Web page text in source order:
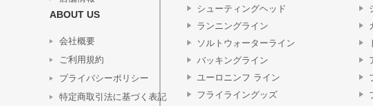
ABOUT US
会社概要
ご利用規約
プライバシーポリシー
特定商取引法に基づく表記
シューティングヘッド
ランニングライン
ソルトウォーターライン
バッキングライン
ユーロニンフ ライン
フライライングッズ